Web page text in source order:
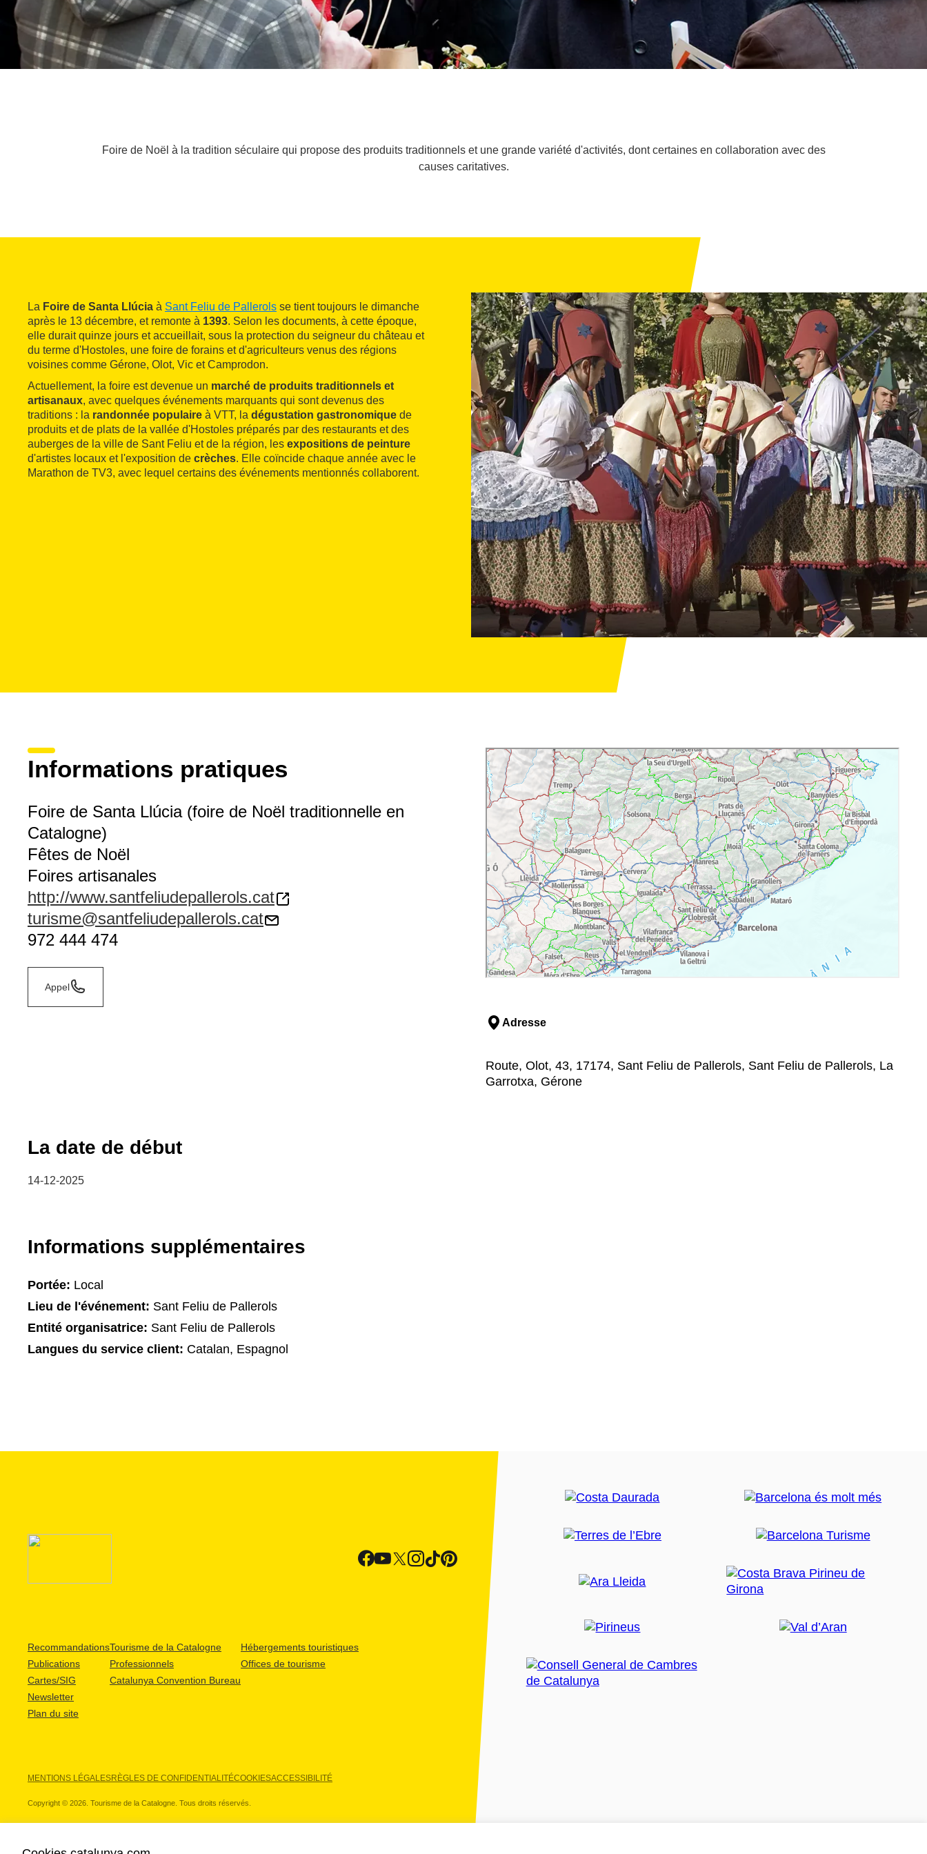
Foire de Noël à la tradition séculaire qui propose des produits traditionnels et une grande variété d'activités, dont certaines en collaboration avec des
causes caritatives.
La Foire de Santa Llúcia à Sant Feliu de Pallerols se tient toujours le dimanche
après le 13 décembre, et remonte à 1393. Selon les documents, à cette époque,
elle durait quinze jours et accueillait, sous la protection du seigneur du château et
du terme d'Hostoles, une foire de forains et d'agriculteurs venus des régions
voisines comme Gérone, Olot, Vic et Camprodon.
Actuellement, la foire est devenue un marché de produits traditionnels et
artisanaux, avec quelques événements marquants qui sont devenus des
traditions : la randonnée populaire à VTT, la dégustation gastronomique de
produits et de plats de la vallée d'Hostoles préparés par des restaurants et des
auberges de la ville de Sant Feliu et de la région, les expositions de peinture
d'artistes locaux et l'exposition de crèches. Elle coïncide chaque année avec le
Marathon de TV3, avec lequel certains des événements mentionnés collaborent.
Informations pratiques
Foire de Santa Llúcia (foire de Noël traditionnelle en
Catalogne)
Fêtes de Noël
Foires artisanales
http://www.santfeliudepallerols.cat
turisme@santfeliudepallerols.cat
972 444 474
Appel
Adresse
Route, Olot, 43, 17174, Sant Feliu de Pallerols, Sant Feliu de Pallerols, La
Garrotxa, Gérone
La date de début
14-12-2025
Informations supplémentaires
Portée: Local
Lieu de l'événement: Sant Feliu de Pallerols
Entité organisatrice: Sant Feliu de Pallerols
Langues du service client: Catalan, Espagnol
Recommandations
Publications
Cartes/SIG
Newsletter
Plan du site
Tourisme de la Catalogne
Professionnels
Catalunya Convention Bureau
Hébergements touristiques
Offices de tourisme
MENTIONS LÉGALESRÈGLES DE CONFIDENTIALITÉCOOKIESACCESSIBILITÉ
Copyright © 2026. Tourisme de la Catalogne. Tous droits réservés.